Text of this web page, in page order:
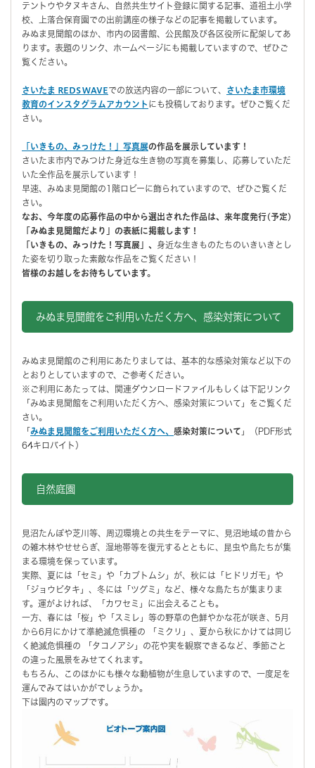
テントウやタヌキさん、自然共生サイト登録に関する記事、道祖土小学
校、上落合保育園での出前講座の様子などの記事を掲載しています。
みぬま見聞館のほか、市内の図書館、公民館及び各区役所に配架してあ
ります。表題のリンク、ホームページにも掲載していますので、ぜひご
覧ください。
さいたま REDS WAVEでの放送内容の一部について、 さいたま市環境
教育のインスタグラムアカウント にも投稿しております。ぜひご覧くだ
さい。
「いきもの、みっけた！」写真展の作品を展示しています！
さいたま市内でみつけた身近な生き物の写真を募集し、応募していただ
いた全作品を展示しています！
早速、みぬま見聞館の1階ロビーに飾られていますので、ぜひご覧くだ
さい。
なお、今年度の応募作品の中から選出された作品は、来年度発行(予定)
「みぬま見聞館だより」の表紙に掲載します！
「いきもの、みっけた！写真展」、 身近な生きものたちのいきいきとし
た姿を切り取った素敵な作品をご覧ください！
皆様のお越しをお待ちしています。
みぬま見聞館をご利用いただく方へ、感染対策について
みぬま見聞館のご利用にあたりましては、基本的な感染対策など以下の
とおりとしていますので、ご参考ください。
※ご利用にあたっては、関連ダウンロードファイルもしくは下記リンク
「みぬま見聞館をご利用いただく方へ、感染対策について」をご覧くだ
さい。
「 みぬま見聞館をご利用いただく方へ、 感染対策について 」（PDF形式
64キロバイト）
自然庭園
見沼たんぼや芝川等、周辺環境との共生をテーマに、見沼地域の昔から
の雑木林やせせらぎ、湿地帯等を復元するとともに、昆虫や鳥たちが集
まる環境を保っています。
実際、夏には「セミ」や「カブトムシ」が、秋には「ヒドリガモ」や
「ジョウビタキ」、冬には「ツグミ」など、様々な鳥たちが集まりま
す。運がよければ、「カワセミ」に出会えることも。
一方、春には「桜」や「スミレ」等の野草の色鮮やかな花が咲き、5月
から6月にかけて準絶滅危惧種の 「ミクリ」、夏から秋にかけては同じ
く絶滅危惧種の 「タコノアシ」の花や実を観察できるなど、季節ごと
の違った風景をみせてくれます。
もちろん、このほかにも様々な動植物が生息していますので、一度足を
運んでみてはいかがでしょうか。
下は園内のマップです。